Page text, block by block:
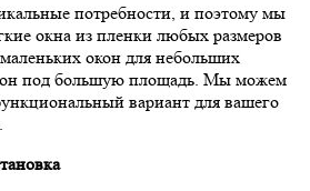
потребности, и поэтому мы
окна из пленки любых размеров
окон для небольших
под большую площадь. Мы можем
вариант для вашего